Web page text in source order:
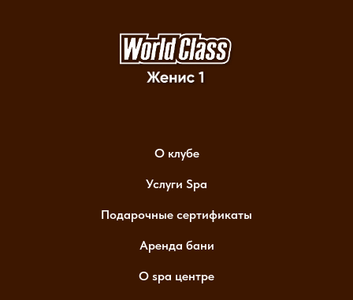
О клубе
Услуги Spa
Подарочные сертификаты
Аренда бани
О spa центре